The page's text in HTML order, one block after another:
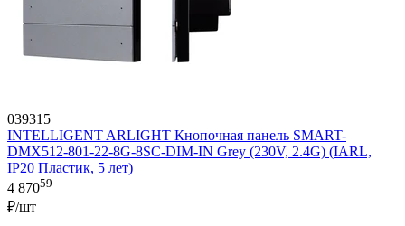
039315
INTELLIGENT ARLIGHT Кнопочная панель SMART-
DMX512-801-22-8G-8SC-DIM-IN Grey (230V, 2.4G) (IARL,
IP20 Пластик, 5 лет)
4 87059
₽/шт